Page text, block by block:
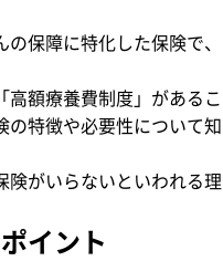
の保障に特化した保険で
高額療養費制度」がある
の特徴や必要性について知
険がいらないといわれる
イント